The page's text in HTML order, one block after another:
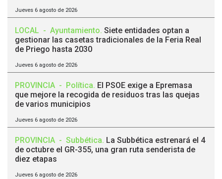
Jueves 6 agosto de 2026
LOCAL - Ayuntamiento. Siete entidades optan a
gestionar las casetas tradicionales de la Feria Real
de Priego hasta 2030
Jueves 6 agosto de 2026
PROVINCIA - Política. El PSOE exige a Epremasa
que mejore la recogida de residuos tras las quejas
de varios municipios
Jueves 6 agosto de 2026
PROVINCIA - Subbética. La Subbética estrenará el 4
de octubre el GR-355, una gran ruta senderista de
diez etapas
Jueves 6 agosto de 2026